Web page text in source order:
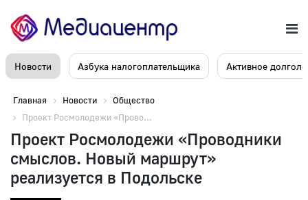
Новости Азбука налогоплательщика Активное
Главная Новости
Общество
Проект Росмолодежи «Прово...
Проект Росмолодежи «Проводники
смыслов. Новый маршрут»
реализуется в Подольске